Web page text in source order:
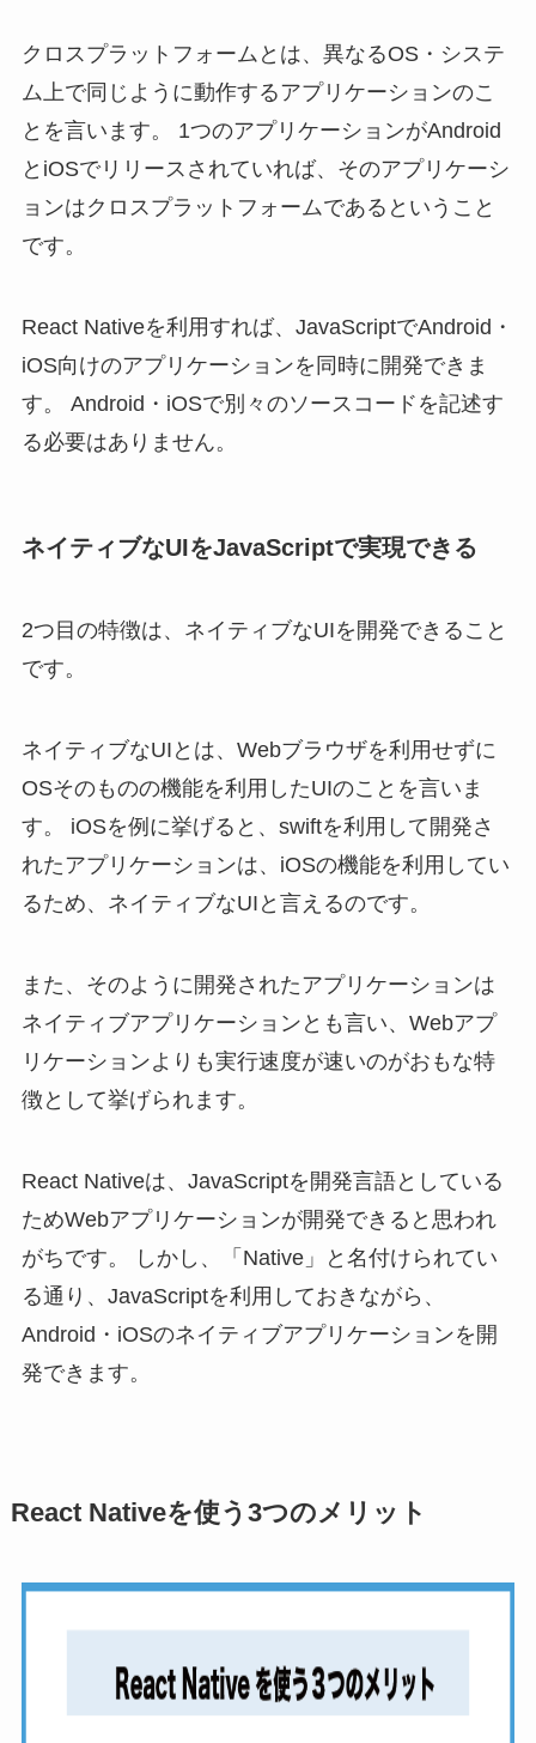
クロスプラットフォームとは、異なるOS・システ
ム上で同じように動作するアプリケーションのこ
とを言います。 1つのアプリケーションがAndroid
とiOSでリリースされていれば、そのアプリケーシ
ョンはクロスプラットフォームであるということ
です。
React Nativeを利用すれば、JavaScriptでAndroid・
iOS向けのアプリケーションを同時に開発できま
す。 Android・iOSで別々のソースコードを記述す
る必要はありません。
ネイティブなUIをJavaScriptで実現できる
2つ目の特徴は、ネイティブなUIを開発できること
です。
ネイティブなUIとは、Webブラウザを利用せずに
OSそのものの機能を利用したUIのことを言いま
す。 iOSを例に挙げると、swiftを利用して開発さ
れたアプリケーションは、iOSの機能を利用してい
るため、ネイティブなUIと言えるのです。
また、そのように開発されたアプリケーションは
ネイティブアプリケーションとも言い、Webアプ
リケーションよりも実行速度が速いのがおもな特
徴として挙げられます。
React Nativeは、JavaScriptを開発言語としている
ためWebアプリケーションが開発できると思われ
がちです。 しかし、「Native」と名付けられてい
る通り、JavaScriptを利用しておきながら、
Android・iOSのネイティブアプリケーションを開
発できます。
React Nativeを使う3つのメリット